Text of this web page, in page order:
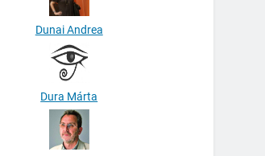
Dunai Andrea
Dura Márta